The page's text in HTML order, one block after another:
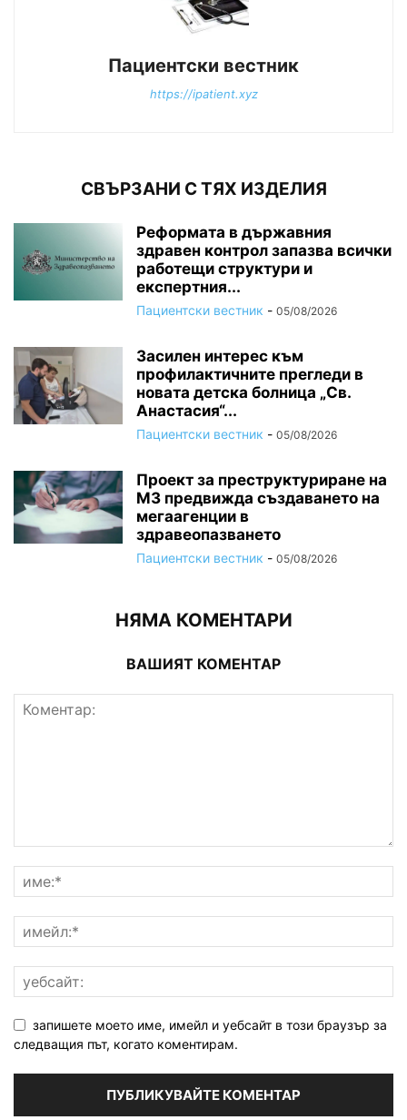
Пациентски вестник
https://ipatient.xyz
СВЪРЗАНИ С ТЯХ ИЗДЕЛИЯ
Реформата в държавния
здравен контрол запазва всички
работещи структури и
експертния...
Пациентски вестник - 05/08/2026
Засилен интерес към
профилактичните прегледи в
новата детска болница „Св.
Анастасия“...
Пациентски вестник - 05/08/2026
Проект за преструктуриране на
МЗ предвижда създаването на
мегаагенции в
здравеопазването
Пациентски вестник - 05/08/2026
НЯМА КОМЕНТАРИ
ВАШИЯТ КОМЕНТАР
запишете моето име, имейл и уебсайт в този браузър за
следващия път, когато коментирам.